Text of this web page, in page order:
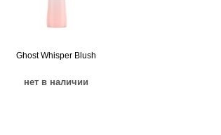
Ghost Whisper Blush
нет в наличии